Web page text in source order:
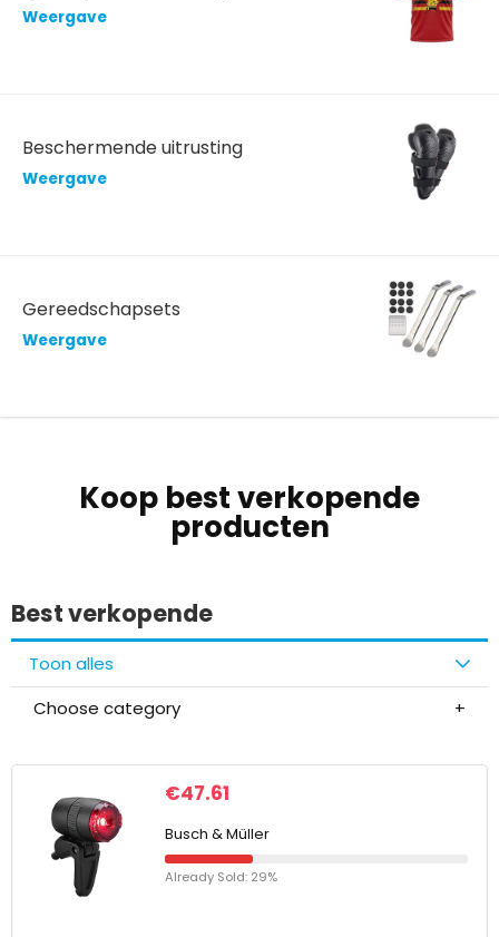
Weergave
Beschermende uitrusting
Weergave
Gereedschapsets
Weergave
Koop best verkopende
producten
Best verkopende
Toon alles
Choose category
€47.61
Busch & Müller
Already Sold: 29%